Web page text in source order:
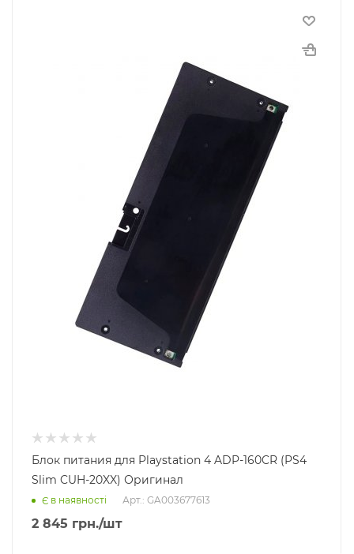
Блок питания для Playstation 4 ADP-160CR (PS4
Slim CUH-20XX) Оригинал
Є в наявності Арт.: GA003677613
2 845 грн./шт